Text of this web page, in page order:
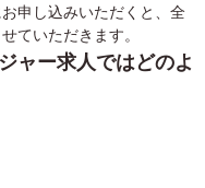
お申し込みいただくと、全
ていただきます。
ャー求人ではどのよ